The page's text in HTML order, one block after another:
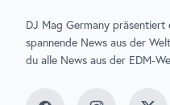
DJ Mag Germany
spannende News aus der
du alle News aus der EDM-